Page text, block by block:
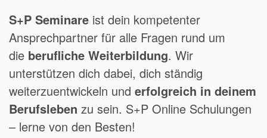
S+P Seminare ist dein kompetenter
Ansprechpartner für alle Fragen rund um
die berufliche Weiterbildung. Wir
unterstützen dich dabei, dich ständig
weiterzuentwickeln und erfolgreich in deinem
Berufsleben zu sein. S+P Online Schulungen
– lerne von den Besten!